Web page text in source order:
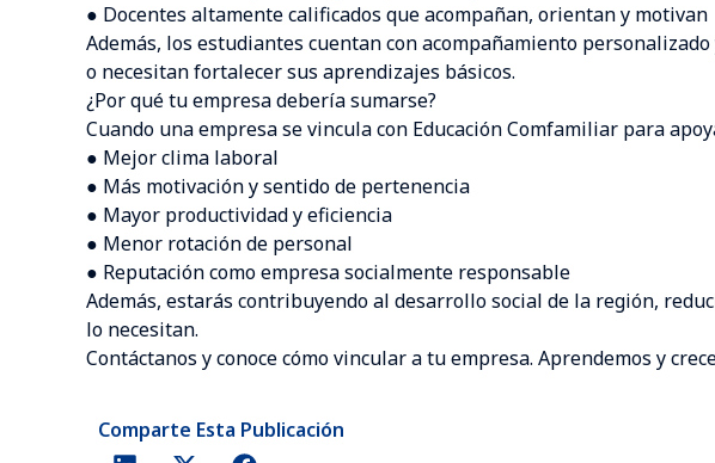
● Docentes altamente calificados que acompañan, orientan y motivan
Además, los estudiantes cuentan con acompañamiento
o necesitan fortalecer sus aprendizajes básicos.
¿Por qué tu empresa debería sumarse?
Cuando una empresa se vincula con Educación Comfamiliar para
● Mejor clima laboral
● Más motivación y sentido de pertenencia
● Mayor productividad y eficiencia
● Menor rotación de personal
● Reputación como empresa socialmente responsable
Además, estarás contribuyendo al desarrollo social de la región,
lo necesitan.
Contáctanos y conoce cómo vincular a tu empresa. Aprendemos y
Comparte Esta Publicación